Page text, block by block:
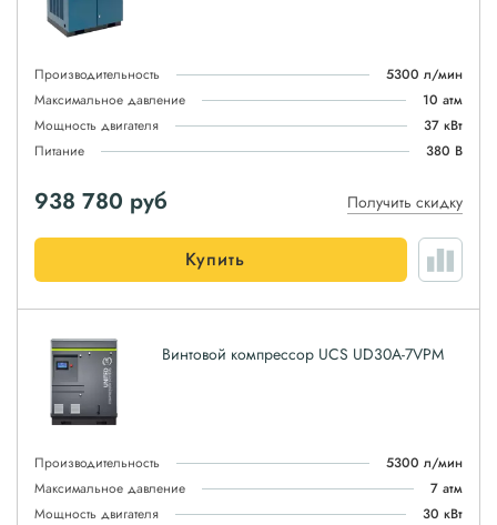
Производительность
5300 л/мин
Максимальное давление
10 атм
Мощность двигателя
37 кВт
Питание
380 В
938 780 руб Получить скидку
Купить
Винтовой компрессор UCS UD30A-7VPM
Производительность
5300 л/мин
Максимальное давление
7 атм
Мощность двигателя
30 кВт